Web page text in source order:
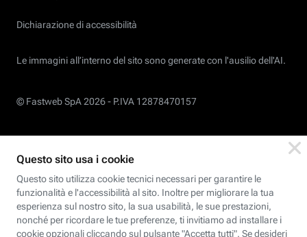
Dichiarazione di accessibilità
Le immagini all’interno del sito sono generate con l'ausilio dell'AI.
© Fastweb SpA 2026 - P.IVA 12878470157